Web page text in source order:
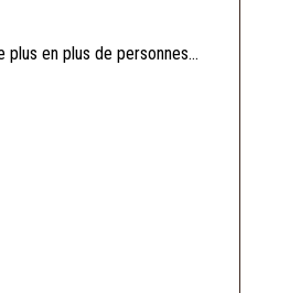
plus en plus de personnes...